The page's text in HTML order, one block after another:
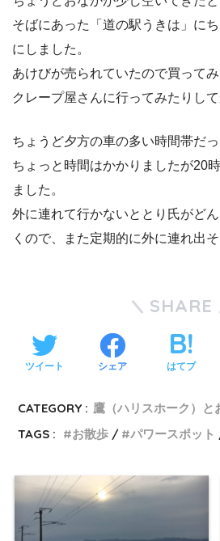
そばにあった「道の駅うきは」に
にしました。
あけびが売られていたので買って
クレープ屋さんに行ってみたりし
ちょうど夕方の車の多い時間帯だ
ちょっと時間はかかりましたが20
ました。
外に連れて行かないととり氏がど
くので、また定期的に外に連れ出そ
SHARE
ツイート シェア はてブ
CATEGORY : 鷹（ハリスホーク）と
TAGS :
お散歩 パワースポット